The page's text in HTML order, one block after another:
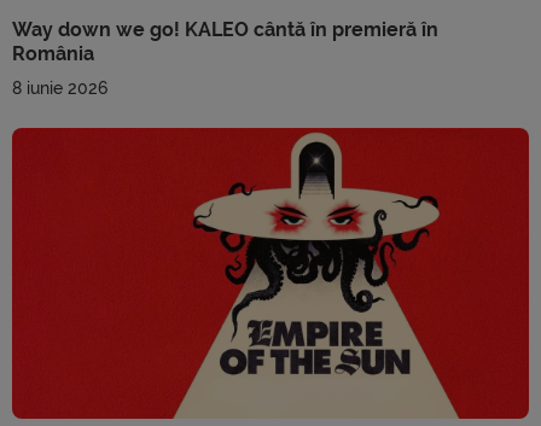
Way down we go! KALEO cântă în premieră în
România
8 iunie 2026